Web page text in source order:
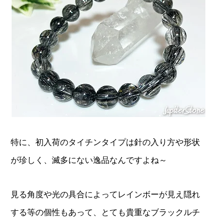
特に、初入荷のタイチンタイプは針の入り方や形状
が珍しく、滅多にない逸品なんですよね～
見る角度や光の具合によってレインボーが見え隠れ
する等の個性もあって、とても貴重なブラックルチ